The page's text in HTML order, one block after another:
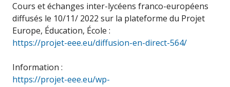
Cours et échanges inter-lycéens franco-européens
diffusés le 10/11/ 2022 sur la plateforme du Projet
Europe, Éducation, École :
https://projet-eee.eu/diffusion-en-direct-564/
Information :
https://projet-eee.eu/wp-